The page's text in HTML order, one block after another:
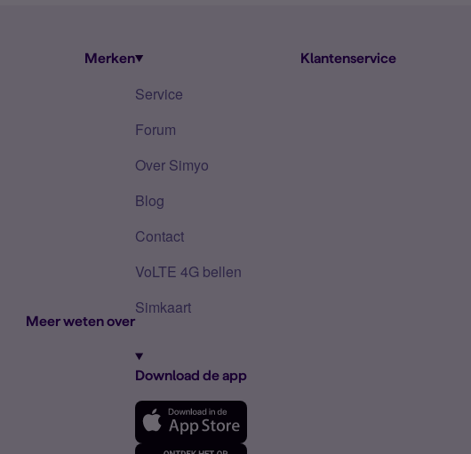
Merken
Meer weten over
Klantenservice
Service
Forum
Over Simyo
Blog
Contact
VoLTE 4G bellen
Simkaart
Download de app